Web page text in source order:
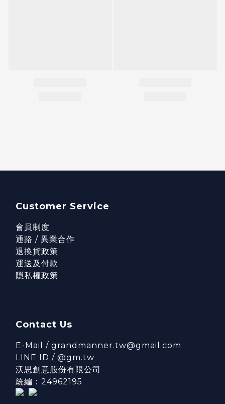
Customer Service
會員制度
通路 / 異業合作
退換貨政策
運送及付款
隱私權政策
Contact Us
E-Mail / grandmanner.tw@gmail.com
LINE ID / @gm.tw
沃思創意股份有限公司
統編：24962195